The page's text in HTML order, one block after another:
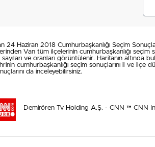
24 Haziran 2018 Cumhurbaşkanlığı Seçim
Van tüm ilçelerinin cumhurbaşkanlığı seçim
sayıları ve oranları görüntülenir. Haritanın altında
cumhurbaşkanlığı seçim sonuçlarını il ve
da inceleyebilirsiniz.
Demirören Tv Holding A.Ş. - CNN ™ CNN